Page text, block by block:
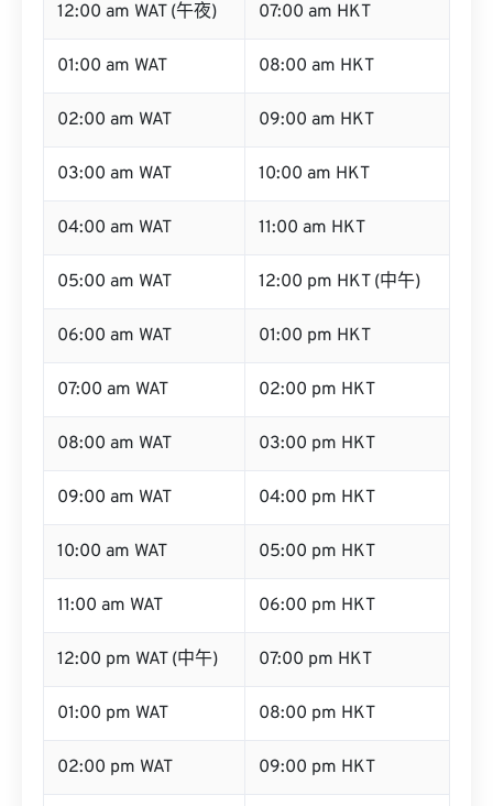
12:00 am WAT (午夜) 07:00 am HKT
01:00 am WAT 08:00 am HKT
02:00 am WAT 09:00 am HKT
03:00 am WAT 10:00 am HKT
04:00 am WAT 11:00 am HKT
05:00 am WAT 12:00 pm HKT (中午)
06:00 am WAT 01:00 pm HKT
07:00 am WAT 02:00 pm HKT
08:00 am WAT 03:00 pm HKT
09:00 am WAT 04:00 pm HKT
10:00 am WAT 05:00 pm HKT
11:00 am WAT 06:00 pm HKT
12:00 pm WAT (中午) 07:00 pm HKT
01:00 pm WAT 08:00 pm HKT
02:00 pm WAT 09:00 pm HKT